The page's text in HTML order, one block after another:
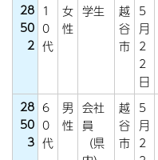
28
50
2
1
0
代
女
性
学生
越
谷
市
5
月
2
2
日
28
50
3
6
0
代
男
性
会社
員
（県
越
谷
市
5
月
2